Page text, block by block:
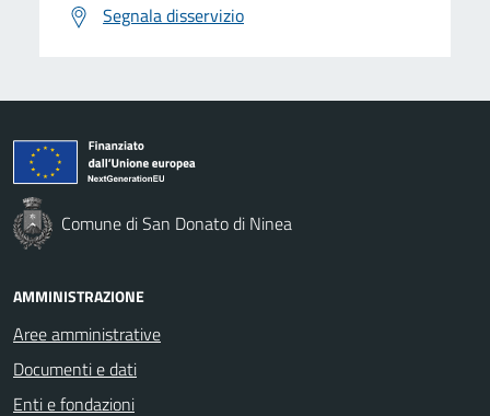
Segnala disservizio
Comune di San Donato di Ninea
AMMINISTRAZIONE
Aree amministrative
Documenti e dati
Enti e fondazioni